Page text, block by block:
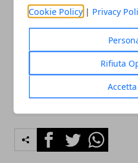
Cookie Policy | Privacy
Rifiuta
Facebook per ottenere
sufficiente utilizzare
FacebookTwitterWhatsapp